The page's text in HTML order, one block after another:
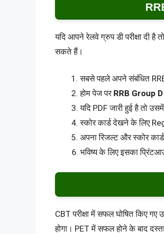
यदि आपने रेलवे ग्रुप डी परीक्षा दी
सकते हैं।
सबसे पहले अपने संबंधित
होम पेज पर RRB Group
यदि PDF जारी हुई है तो
स्कोर कार्ड देखने के लिए
अपना रिजल्ट और स्कोर
भविष्य के लिए इसका
CBT परीक्षा में सफल घोषित किए गए
होगा। PET में सफल होने के बाद